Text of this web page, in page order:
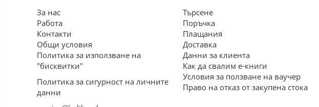
За нас
Работа
Контакти
Общи условия
Политика за използване на
"бисквитки"
Политика за сигурност на личните
данни
Търсене
Поръчка
Плащания
Доставка
Данни за клиента
Как да свалим е-книги
Условия за ползване на ваучер
Право на отказ от закупена стока